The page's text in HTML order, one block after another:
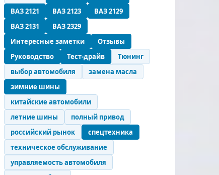
ВАЗ 2121
ВАЗ 2123
ВАЗ 2129
ВАЗ 2131
ВАЗ 2329
Интересные заметки
Отзывы
Руководство
Тест-драйв
Тюнинг
выбор автомобиля
замена масла
зимние шины
китайские автомобили
летние шины
полный привод
российский рынок
спецтехника
техническое обслуживание
управляемость автомобиля